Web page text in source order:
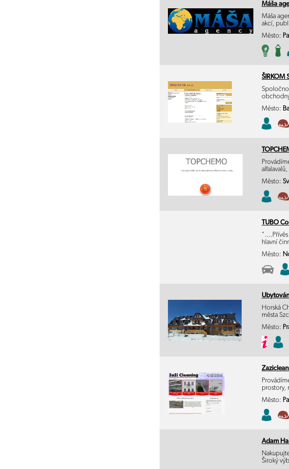
Máša
Máša
akcí,
Město:
ŠIRKOM
Město:
Město:
TUBO
hlavní
Město:
Horská
města
Město:
prostory,
Město:
Adam
Široký